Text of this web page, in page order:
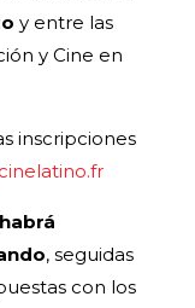
y entre las
y Cine en
inscripciones
, seguidas
con los